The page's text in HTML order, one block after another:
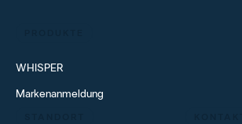
WHISPER
Markenanmeldung